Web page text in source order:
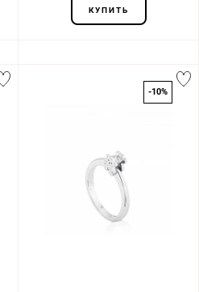
КУПИТЬ
-10%